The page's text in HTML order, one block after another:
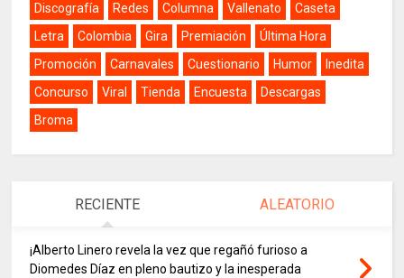
Discografía
Redes Columna Vallenato
Caseta
Letra
Colombia Gira Premiación
Última Hora
Promoción
Carnavales Cuestionario Humor
Inedita
Concurso
Viral Tienda Encuesta
Descargas
Broma
RECIENTE ALEATORIO
¡Alberto Linero revela la vez que regañó furioso a
Diomedes Díaz en pleno bautizo y la inesperada